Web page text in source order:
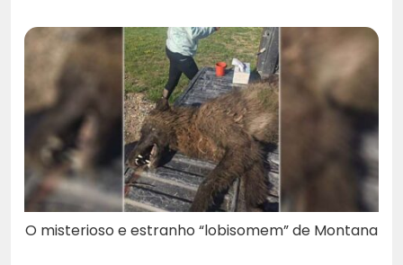
O misterioso e estranho “lobisomem” de Montana